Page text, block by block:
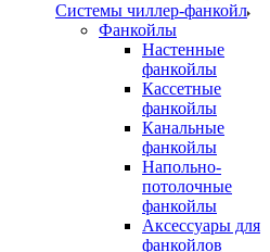
Системы чиллер-фанкойл
Фанкойлы
Настенные
фанкойлы
Кассетные
фанкойлы
Канальные
фанкойлы
Напольно-
потолочные
фанкойлы
Аксессуары для
фанкойлов